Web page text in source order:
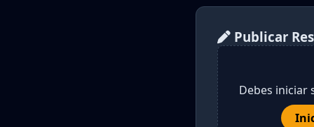
Publicar
Debes iniciar